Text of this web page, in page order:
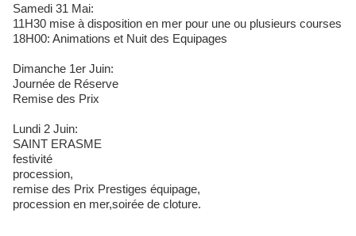
Samedi 31 Mai:
11H30 mise à disposition en mer pour une ou plusieurs courses
18H00: Animations et Nuit des Equipages
Dimanche 1er Juin:
Journée de Réserve
Remise des Prix
Lundi 2 Juin:
SAINT ERASME
festivité
procession,
remise des Prix Prestiges équipage,
procession en mer,soirée de cloture.